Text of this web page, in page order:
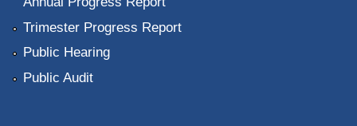
Trimester Progress Report
Public Hearing
Public Audit